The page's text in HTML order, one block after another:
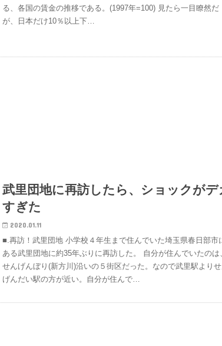
る、各国の賃金の推移である。(1997年=100) 見たら一目瞭然だ
が、日本だけ10％以上下…
武里団地に再訪したら、ショックがデ
すぎた
2020.01.11
■.再訪！武里団地 小学校４年生まで住んでいた埼玉県春日部市
ある武里団地に約35年ぶりに再訪した。 自分が住んでいたのは
せんげんぼり(新方川)沿いの５街区だった。なので武里駅より
げんだい駅の方が近い。自分が住んで…